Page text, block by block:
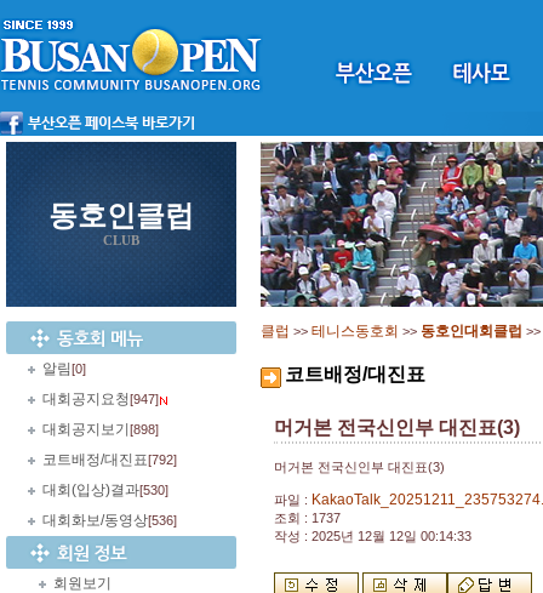
동호인클럽
CLUB
알림[0]
대회공지요청[947]
대회공지보기 [898]
코트배정/대진표[792]
대회(입상)결과[530]
대회화보/동영상[536]
회원보기
클럽 >> 테니스동호회 >> 동호인대회클럽 >>
코트배정/대진표
머거본 전국신인부 대진표(3)
머거본 전국신인부 대진표(3)
파일 :
조회 : 1737
작성 : 2025년 12월 12일 00:14:33